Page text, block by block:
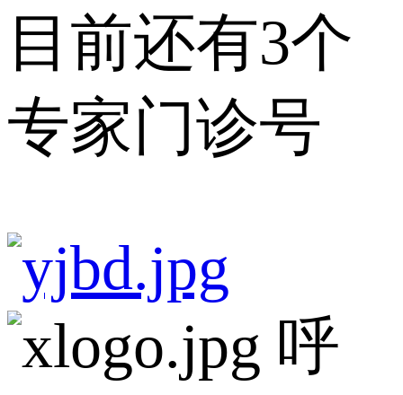
目前还有3个
专家门诊号
呼